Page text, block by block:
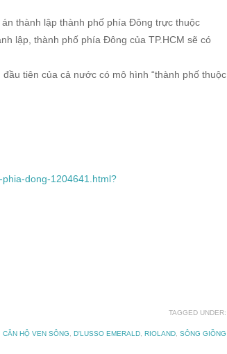
thành lập thành phố phía Đông trực thuộc
lập, thành phố phía Đông của TP.HCM sẽ có
tiên của cả nước có mô hình “thành phố thuộc
dong-1204641.html?
TAGGED UNDER:
CĂN HỘ VEN SÔNG, D'LUSSO EMERALD, RIOLAND, SÔNG GIỒNG